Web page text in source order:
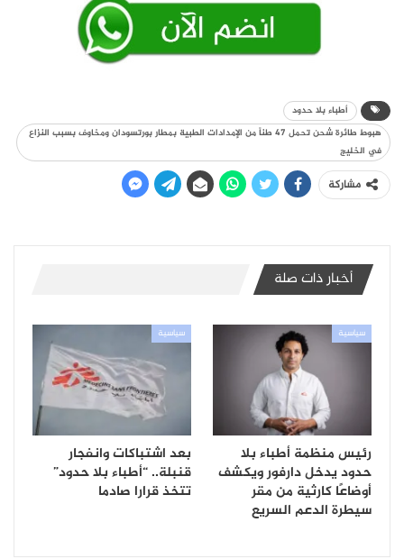
أطباء بلا حدود
هبوط طائرة شحن تحمل 47 طناً من الإمدادات الطبية بمطار بورتسودان ومخاوف بسبب النزاع
في الخليج
مشاركة
أخبار ذات صلة
سياسية
رئيس منظمة أطباء بلا
حدود يدخل دارفور ويكشف
أوضاعًا كارثية من مقر
سيطرة الدعم السريع
سياسية
بعد اشتباكات وانفجار
قنبلة.. “أطباء بلا حدود”
تتخذ قرارا صادما